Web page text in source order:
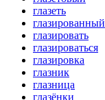
глазеть
глазированный
глазировать
глазироваться
глазировка
глазник
глазница
глазёнки